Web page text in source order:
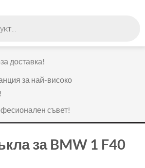
доставка!
за най-високо
съвет!
за BMW 1 F40